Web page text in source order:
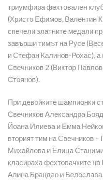
триумфира фехтовален
(Христо Ефимов, Валентин
спечели златните медали
завърши тимът на Русе
и Стефан Калинов-Рохас), а
Свечников 2 (Виктор
Стоянов).
При девойките шампионки
Свечников Александра
Йоана Илиева и Емма
вторият тим на Свечников
Михайлова и Елица
класираха фехтовачките
Алина Брандао и